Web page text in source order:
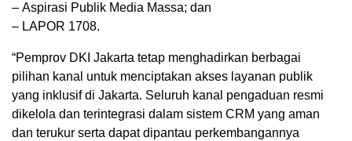
– Aspirasi Publik Media Massa; dan
– LAPOR 1708.
“Pemprov DKI Jakarta tetap menghadirkan berbagai
pilihan kanal untuk menciptakan akses layanan publik
yang inklusif di Jakarta. Seluruh kanal pengaduan resmi
dikelola dan terintegrasi dalam sistem CRM yang aman
dan terukur serta dapat dipantau perkembangannya